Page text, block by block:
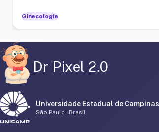
Ginecologia
Dr Pixel 2.0
Universidade Estadual de Campinas
São Paulo - Brasil